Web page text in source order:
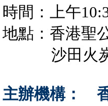
時間：上午10
地點：香港聖
沙田火炭駿
主辦機構：